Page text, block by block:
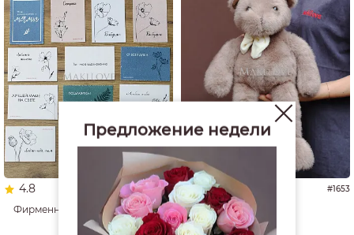
4.8 #1779
Фирменная открытка Makilove
50р.
4.8 #1653
Мишка
3 680
Предложение недели